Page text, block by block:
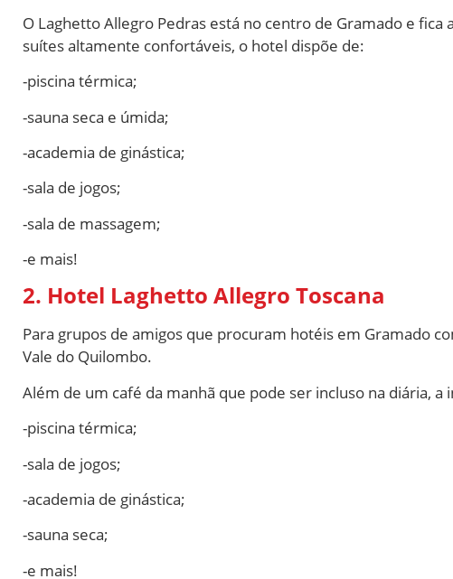
O Laghetto Allegro Pedras está no centro de Gramado e
suítes altamente confortáveis, o hotel dispõe de:
-piscina térmica;
-sauna seca e úmida;
-academia de ginástica;
-sala de jogos;
-sala de massagem;
-e mais!
2. Hotel Laghetto Allegro Toscana
Para grupos de amigos que procuram hotéis em Gramado
Vale do Quilombo.
Além de um café da manhã que pode ser incluso na diária, a
-piscina térmica;
-sala de jogos;
-academia de ginástica;
-sauna seca;
-e mais!